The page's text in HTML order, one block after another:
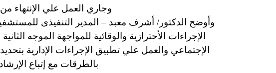
وجاري العمل علي الإنتهاء
وأوضح الدكتور/ أشرف معبد – المدير التنفيذى
الإجراءات الأحترازية والوقائية للمواجهة الموجه
الإجتماعي والعمل علي تطبيق الإجراءات الإدارية
بالطرقات مع إتباع